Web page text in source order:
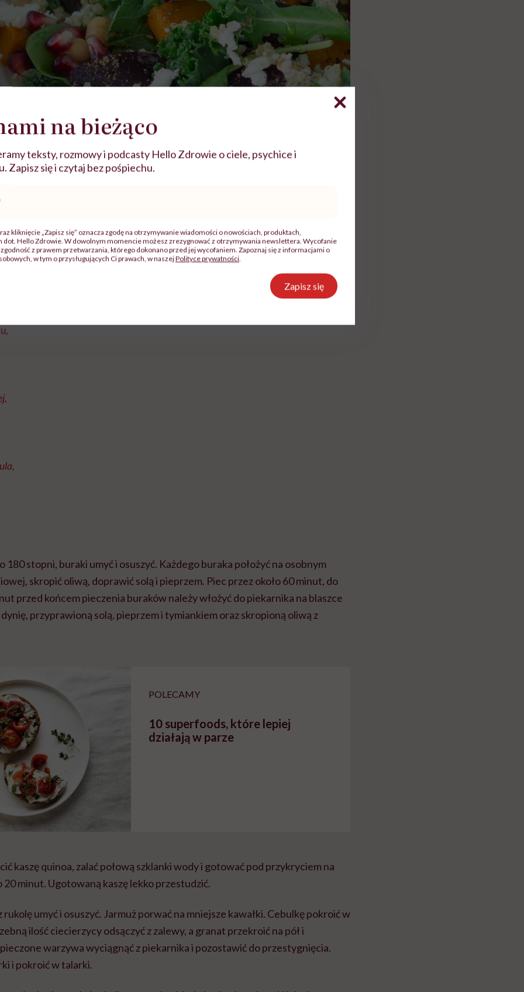
ze szpinakiem. Zdjęcie: Katarzyna Bartoszewska i Tomasz Poneta
180 stopni, buraki umyć i osuszyć. Każdego buraka położyć na osobnym
skropić oliwą, doprawić solą i pieprzem. Piec przez około 60 minut, do
przed końcem pieczenia buraków należy włożyć do piekarnika na blaszce
przyprawioną solą, pieprzem i tymiankiem oraz skropioną oliwą z
POLECAMY
10 superfoods, które lepiej
działają w parze
kaszę quinoa, zalać połową szklanki wody i gotować pod przykryciem na
20 minut. Ugotowaną kaszę lekko przestudzić.
rukolę umyć i osuszyć. Jarmuż porwać na mniejsze kawałki. Cebulkę pokroić w
ilość ciecierzycy odsączyć z zalewy, a granat przekroić na pół i
warzywa wyciągnąć z piekarnika i pozostawić do przestygnięcia.
i pokroić w talarki.
na bieżąco
teksty, rozmowy i podcasty Hello Zdrowie o ciele, psychice i
Zapisz się i czytaj bez pośpiechu.
kliknięcie „Zapisz się” oznacza zgodę na otrzymywanie wiadomości o nowościach, produktach,
dot. Hello Zdrowie. W dowolnym momencie możesz zrezygnować z otrzymywania newslettera. Wycofanie
zgodność z prawem przetwarzania, którego dokonano przed jej wycofaniem. Zapoznaj się z informacjami o
w tym o przysługujących Ci prawach, w naszejPolityce prywatności.
Zapisz się